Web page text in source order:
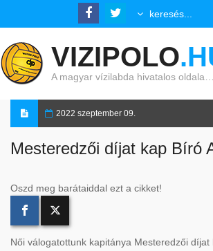
VIZIPOLO
A magyar vízilabda hivatalos oldala…
2022 szeptember 09.
Mesteredzői díjat kap Bíró
Oszd meg barátaiddal ezt a cikket!
Női válogatottunk kapitánya Mesteredzői díjat